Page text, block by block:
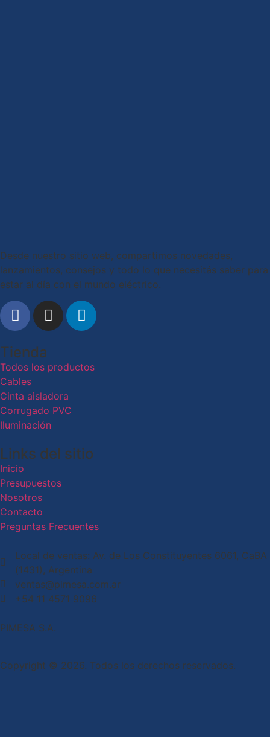
Desde nuestro sitio web, compartimos novedades,
lanzamientos, consejos y todo lo que necesitás saber para
estar al día con el mundo eléctrico.
Tienda
Todos los productos
Cables
Cinta aisladora
Corrugado PVC
Iluminación
Links del sitio
Inicio
Presupuestos
Nosotros
Contacto
Preguntas Frecuentes
Local de ventas: Av. de Los Constituyentes 6061, CaBA
(1431), Argentina
ventas@pimesa.com.ar
+54 11 4571 9096
PIMESA S.A.
Copyright © 2026. Todos los derechos reservados.